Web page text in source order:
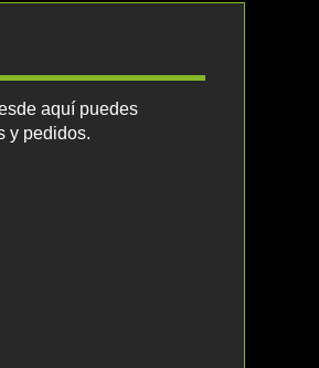
aquí puedes
y pedidos.